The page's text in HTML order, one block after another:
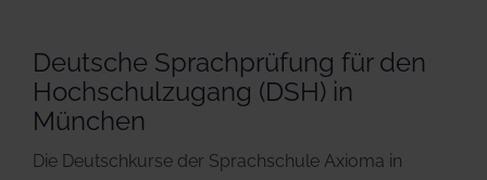
Deutsche Sprachprüfung für den
Hochschulzugang (DSH) in
München
Die Deutschkurse der Sprachschule Axioma in